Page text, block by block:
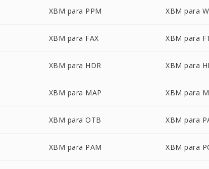
XBM para PPM XBM para
XBM para FAX XBM para
XBM para HDR XBM para
XBM para MAP XBM para
XBM para OTB XBM para
XBM para PAM XBM para